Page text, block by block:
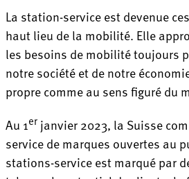
La station-service est devenue
haut lieu de la mobilité. Elle
les besoins de mobilité toujours
notre société et de notre
propre comme au sens figuré du
Au 1er janvier 2023, la Suisse
service de marques ouvertes au
stations-service est marqué par